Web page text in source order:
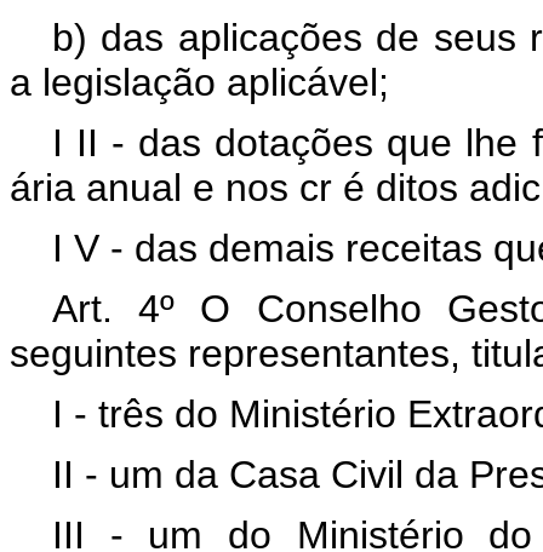
b) das aplicações de seus
a legislação aplicável;
I II - das dotações que lhe
ária anual e nos cr é ditos
I V - das demais receitas
Art. 4º O Conselho
seguintes representantes,
I - três do Ministério
II - um da Casa Civil da
III - um do Ministério do